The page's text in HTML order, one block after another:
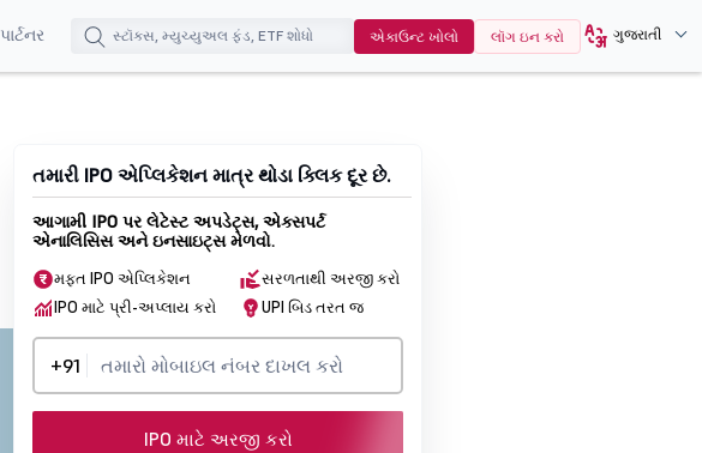
પાર્ટનર એકાઉન્ટ ખોલો લૉગ ઇન કરો ગુજરાતી
તમારી IPO એપ્લિકેશન માત્ર થોડા ક્લિક દૂર છે.
આગામી IPO પર લેટેસ્ટ અપડેટ્સ, એક્સપર્ટ
એનાલિસિસ અને ઇનસાઇટ્સ મેળવો.
મફત IPO એપ્લિકેશન
સરળતાથી અરજી કરો
IPO માટે પ્રી-અપ્લાય કરો
UPI બિડ તરત જ
+91
IPO માટે અરજી કરો